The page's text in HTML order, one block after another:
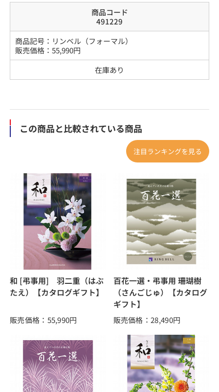
商品コード
491229
商品記号： リンベル（フォーマル）
販売価格： 55,990円
在庫あり
この商品と比較されている商品
注目ランキングを見る
和 [弔事用] 羽二重（はぶ
たえ）【カタログギフト】
販売価格：55,990円
百花一選・弔事用 珊瑚樹
（さんごじゅ）【カタログ
ギフト】
販売価格：28,490円